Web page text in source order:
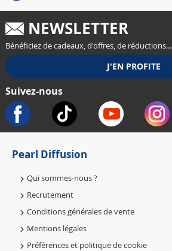
NEWSLETTER
Bénéficiez de cadeaux, d'offres, de réductions...
Suivez-nous
Pearl Diffusion
Qui sommes-nous ?
Recrutement
Conditions générales de vente
Mentions légales
Préférences et politique de cookie